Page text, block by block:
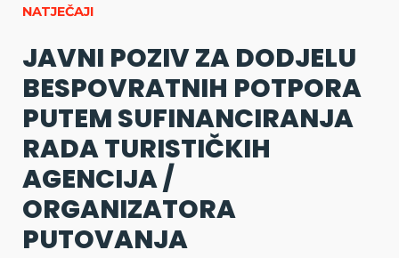
NATJEČAJI
JAVNI POZIV ZA DODJELU
BESPOVRATNIH POTPORA
PUTEM SUFINANCIRANJA
RADA TURISTIČKIH
AGENCIJA /
ORGANIZATORA
PUTOVANJA